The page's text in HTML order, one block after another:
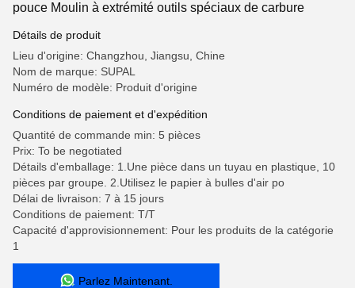
pouce Moulin à extrémité outils spéciaux de carbure
Détails de produit
Lieu d'origine: Changzhou, Jiangsu, Chine
Nom de marque: SUPAL
Numéro de modèle: Produit d'origine
Conditions de paiement et d'expédition
Quantité de commande min: 5 pièces
Prix: To be negotiated
Détails d'emballage: 1.Une pièce dans un tuyau en plastique, 10
pièces par groupe. 2.Utilisez le papier à bulles d'air po
Délai de livraison: 7 à 15 jours
Conditions de paiement: T/T
Capacité d'approvisionnement: Pour les produits de la catégorie
1
Parlez Maintenant.